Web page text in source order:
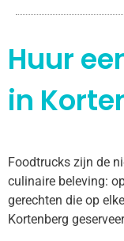
Huur
in
Foodtrucks zijn de
culinaire beleving:
gerechten die op
Kortenberg